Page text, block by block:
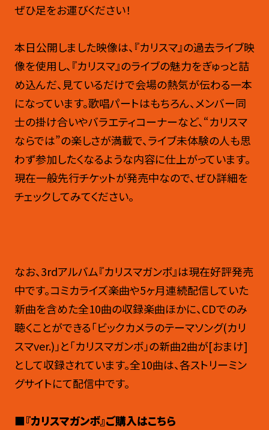
ぜひ足をお運びください！
本日公開しました映像は、『カリスマ』の過去ライブ映
像を使用し、『カリスマ』のライブの魅力をぎゅっと詰
め込んだ、見ているだけで会場の熱気が伝わる一本
になっています。歌唱パートはもちろん、メンバー同
士の掛け合いやバラエティコーナーなど、“カリスマ
ならでは”の楽しさが満載で、ライブ未体験の人も思
わず参加したくなるような内容に仕上がっています。
現在一般先行チケットが発売中なので、ぜひ詳細を
チェックしてみてください。
なお、3rdアルバム『カリスマガンボ』は現在好評発売
中です。コミカライズ楽曲や5ヶ月連続配信していた
新曲を含めた全10曲の収録楽曲ほかに、CDでのみ
聴くことができる「ビックカメラのテーマソング(カリ
スマver.)」と「カリスマガンボ」の新曲2曲が[おまけ]
として収録されています。全10曲は、各ストリーミン
グサイトにて配信中です。
■『カリスマガンボ』ご購入はこちら